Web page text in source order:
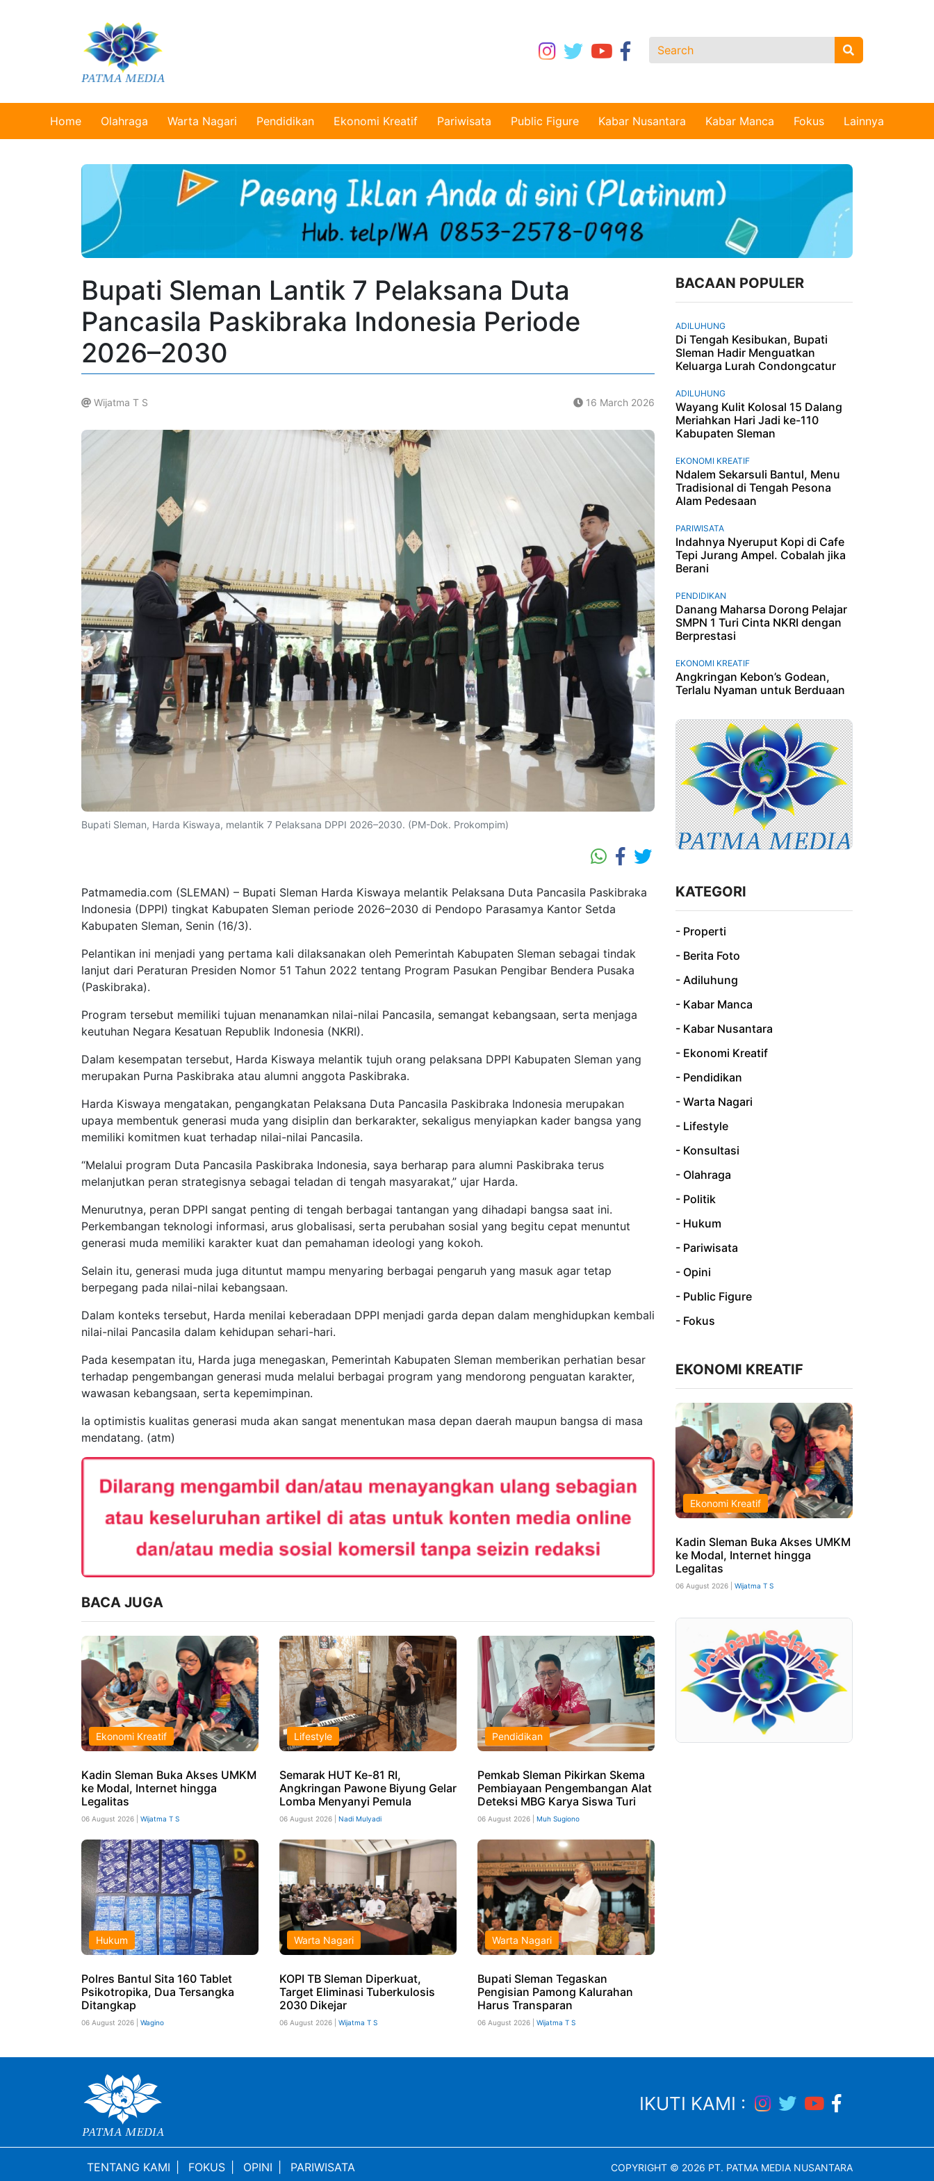
Home Olahraga Warta Nagari Pendidikan Ekonomi Kreatif Pariwisata Public Figure Kabar Nusantara Kabar Manca Fokus Lainnya
Bupati Sleman Lantik 7 Pelaksana Duta
Pancasila Paskibraka Indonesia Periode
2026–2030
Wijatma T S 16 March 2026
Bupati Sleman, Harda Kiswaya, melantik 7 Pelaksana DPPI 2026–2030. (PM-Dok. Prokompim)
Patmamedia.com (SLEMAN) – Bupati Sleman Harda Kiswaya melantik Pelaksana Duta Pancasila Paskibraka
Indonesia (DPPI) tingkat Kabupaten Sleman periode 2026–2030 di Pendopo Parasamya Kantor Setda
Kabupaten Sleman, Senin (16/3).
Pelantikan ini menjadi yang pertama kali dilaksanakan oleh Pemerintah Kabupaten Sleman sebagai tindak
lanjut dari Peraturan Presiden Nomor 51 Tahun 2022 tentang Program Pasukan Pengibar Bendera Pusaka
(Paskibraka).
Program tersebut memiliki tujuan menanamkan nilai-nilai Pancasila, semangat kebangsaan, serta menjaga
keutuhan Negara Kesatuan Republik Indonesia (NKRI).
Dalam kesempatan tersebut, Harda Kiswaya melantik tujuh orang pelaksana DPPI Kabupaten Sleman yang
merupakan Purna Paskibraka atau alumni anggota Paskibraka.
Harda Kiswaya mengatakan, pengangkatan Pelaksana Duta Pancasila Paskibraka Indonesia merupakan
upaya membentuk generasi muda yang disiplin dan berkarakter, sekaligus menyiapkan kader bangsa yang
memiliki komitmen kuat terhadap nilai-nilai Pancasila.
“Melalui program Duta Pancasila Paskibraka Indonesia, saya berharap para alumni Paskibraka terus
melanjutkan peran strategisnya sebagai teladan di tengah masyarakat,” ujar Harda.
Menurutnya, peran DPPI sangat penting di tengah berbagai tantangan yang dihadapi bangsa saat ini.
Perkembangan teknologi informasi, arus globalisasi, serta perubahan sosial yang begitu cepat menuntut
generasi muda memiliki karakter kuat dan pemahaman ideologi yang kokoh.
Selain itu, generasi muda juga dituntut mampu menyaring berbagai pengaruh yang masuk agar tetap
berpegang pada nilai-nilai kebangsaan.
Dalam konteks tersebut, Harda menilai keberadaan DPPI menjadi garda depan dalam menghidupkan kembali
nilai-nilai Pancasila dalam kehidupan sehari-hari.
Pada kesempatan itu, Harda juga menegaskan, Pemerintah Kabupaten Sleman memberikan perhatian besar
terhadap pengembangan generasi muda melalui berbagai program yang mendorong penguatan karakter,
wawasan kebangsaan, serta kepemimpinan.
Ia optimistis kualitas generasi muda akan sangat menentukan masa depan daerah maupun bangsa di masa
mendatang. (atm)
BACA JUGA
Ekonomi Kreatif
Kadin Sleman Buka Akses UMKM
ke Modal, Internet hingga
Legalitas
06 August 2026 | Wijatma T S
Lifestyle
Semarak HUT Ke-81 RI,
Angkringan Pawone Biyung Gelar
Lomba Menyanyi Pemula
06 August 2026 | Nadi Mulyadi
Pendidikan
Pemkab Sleman Pikirkan Skema
Pembiayaan Pengembangan Alat
Deteksi MBG Karya Siswa Turi
06 August 2026 | Muh Sugiono
Hukum
Polres Bantul Sita 160 Tablet
Psikotropika, Dua Tersangka
Ditangkap
06 August 2026 | Wagino
Warta Nagari
KOPI TB Sleman Diperkuat,
Target Eliminasi Tuberkulosis
2030 Dikejar
06 August 2026 | Wijatma T S
Warta Nagari
Bupati Sleman Tegaskan
Pengisian Pamong Kalurahan
Harus Transparan
06 August 2026 | Wijatma T S
BACAAN POPULER
ADILUHUNG
Di Tengah Kesibukan, Bupati
Sleman Hadir Menguatkan
Keluarga Lurah Condongcatur
ADILUHUNG
Wayang Kulit Kolosal 15 Dalang
Meriahkan Hari Jadi ke-110
Kabupaten Sleman
EKONOMI KREATIF
Ndalem Sekarsuli Bantul, Menu
Tradisional di Tengah Pesona
Alam Pedesaan
PARIWISATA
Indahnya Nyeruput Kopi di Cafe
Tepi Jurang Ampel. Cobalah jika
Berani
PENDIDIKAN
Danang Maharsa Dorong Pelajar
SMPN 1 Turi Cinta NKRI dengan
Berprestasi
EKONOMI KREATIF
Angkringan Kebon’s Godean,
Terlalu Nyaman untuk Berduaan
KATEGORI
- Properti
- Berita Foto
- Adiluhung
- Kabar Manca
- Kabar Nusantara
- Ekonomi Kreatif
- Pendidikan
- Warta Nagari
- Lifestyle
- Konsultasi
- Olahraga
- Politik
- Hukum
- Pariwisata
- Opini
- Public Figure
- Fokus
EKONOMI KREATIF
Ekonomi Kreatif
Kadin Sleman Buka Akses UMKM
ke Modal, Internet hingga
Legalitas
06 August 2026 | Wijatma T S
IKUTI KAMI :
TENTANG KAMI FOKUS OPINI PARIWISATA COPYRIGHT © 2026 PT. PATMA MEDIA NUSANTARA